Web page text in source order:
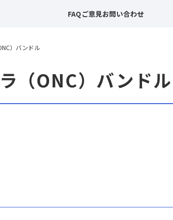
FAQ ご意見お問い合わせ
）バンドル
（ONC）バンドル